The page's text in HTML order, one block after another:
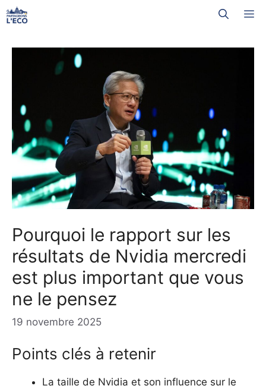
Aller
au
Pourquoi le rapport sur les
résultats de Nvidia mercredi
est plus important que vous
ne le pensez
19 novembre 2025
Points clés à retenir
La taille de Nvidia et son influence sur le